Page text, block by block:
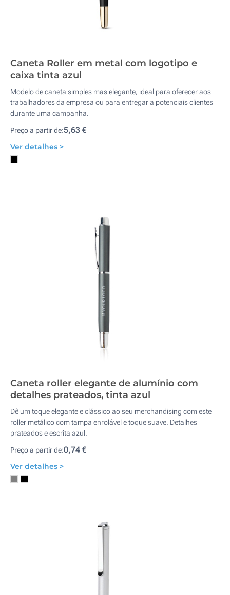
Caneta Roller em metal com logotipo e
caixa tinta azul
Modelo de caneta simples mas elegante, ideal para oferecer aos
trabalhadores da empresa ou para entregar a potenciais clientes
durante uma campanha.
Preço a partir de:5,63 €
Ver detalhes >
Caneta roller elegante de alumínio com
detalhes prateados, tinta azul
Dê um toque elegante e clássico ao seu merchandising com este
roller metálico com tampa enrolável e toque suave. Detalhes
prateados e escrita azul.
Preço a partir de:0,74 €
Ver detalhes >